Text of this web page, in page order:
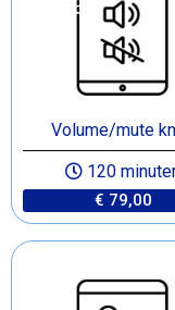
Volume/mute
120
€ 79,00